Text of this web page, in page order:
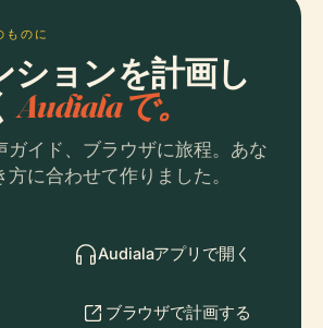
ものに
ションを計画し
Audialaで。
ガイド、ブラウザに旅程。あな
に合わせて作りました。
Audialaアプリで開く
ブラウザで計画する